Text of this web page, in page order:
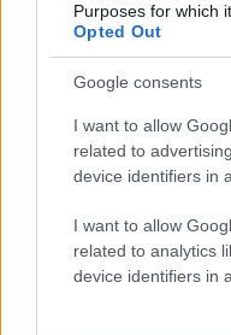
Purposes for which
Opted Out
Google consents
I want to allow
related to
device identifiers in
I want to allow
related to analytics
device identifiers in
με βάση τις
αυτή δεν είναι η
στο σπίτι». Ο ίδιος
σχεδιάστηκε με
που αντιμετωπίζουν
πολλαπλές
χώρους μέσα στο σπίτι
της αρχιτεκτονικής